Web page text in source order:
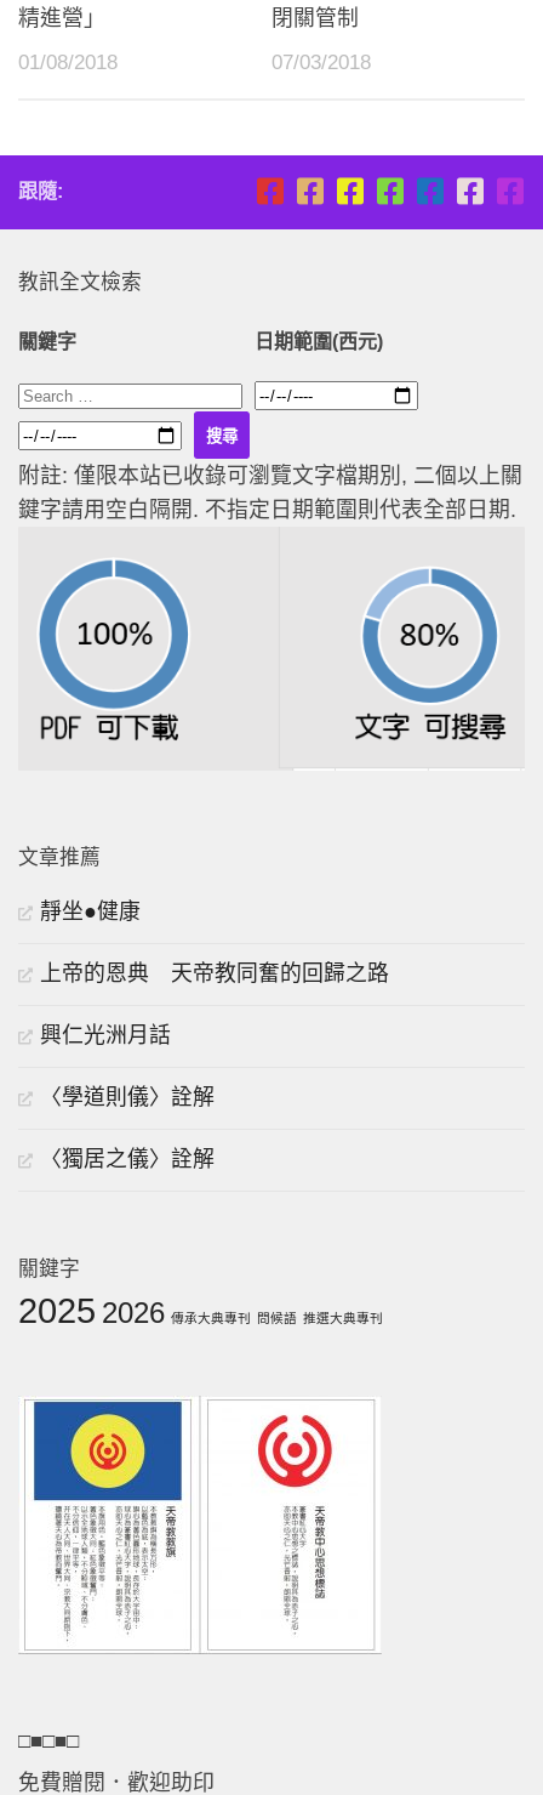
精進營」
01/08/2018
閉關管制
07/03/2018
跟隨:
教訊全文檢索
關鍵字 日期範圍(西元)
附註: 僅限本站已收錄可瀏覽文字檔期別, 二個以上關
鍵字請用空白隔開. 不指定日期範圍則代表全部日期.
文章推薦
靜坐●健康
上帝的恩典 天帝教同奮的回歸之路
興仁光洲月話
〈學道則儀〉詮解
〈獨居之儀〉詮解
關鍵字
2025 2026 傳承大典專刊 問候語 推選大典專刊
□■□■□
免費贈閱．歡迎助印